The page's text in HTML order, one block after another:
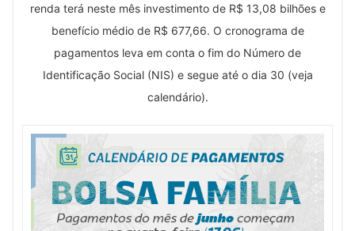
renda terá neste mês investimento de R$ 13,08 bilhões e
benefício médio de R$ 677,66. O cronograma de
pagamentos leva em conta o fim do Número de
Identificação Social (NIS) e segue até o dia 30 (veja
calendário).